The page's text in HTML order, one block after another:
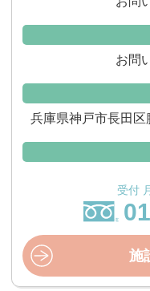
お問
兵庫県神戸市長田区
受付
施